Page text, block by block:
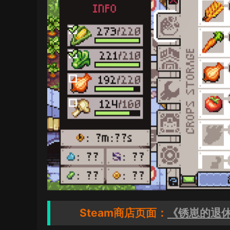
Steam商店页面： 《锈崽的退